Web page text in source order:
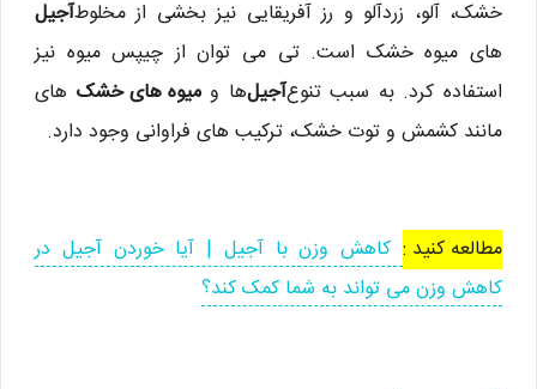
خشک، آلو، زردآلو و رز آفریقایی نیز بخشی از مخلوطآجیل
های میوه خشک است. تی می توان از چیپس میوه نیز
استفاده کرد. به سبب تنوعآجیلها ومیوه های خشک های
مانند کشمش و توت خشک، ترکیب های فراوانی وجود دارد.
مطالعه کنید : کاهش وزن با آجیل | آیا خوردن آجیل در
کاهش وزن می تواند به شما کمک کند؟